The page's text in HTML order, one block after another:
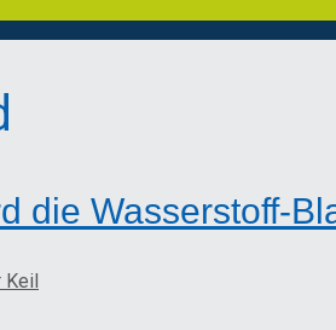
die Wasserstoff-
Keil